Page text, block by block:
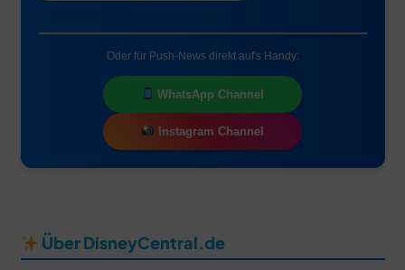
Oder für Push-News direkt auf's Handy:
WhatsApp Channel
Instagram Channel
Über DisneyCentral.de